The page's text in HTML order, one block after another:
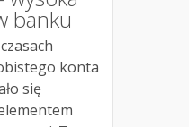
banku
konta
się